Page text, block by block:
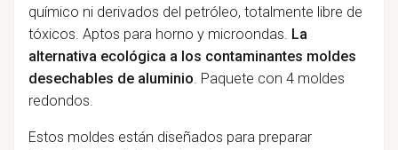
químico ni derivados del petróleo, totalmente libre de
tóxicos. Aptos para horno y microondas. La
alternativa ecológica a los contaminantes moldes
desechables de aluminio. Paquete con 4 moldes
redondos.
Estos moldes están diseñados para preparar